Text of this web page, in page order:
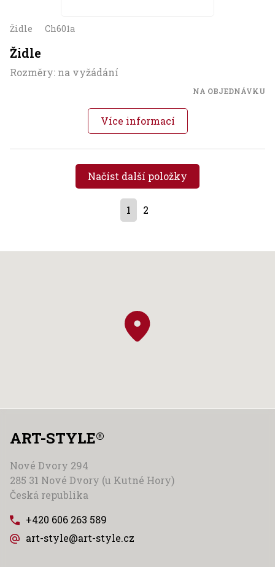
Židle Ch601a
Židle
Rozměry: na vyžádání
NA OBJEDNÁVKU
Více informací
Načíst další položky
1 2
ART-STYLE®
Nové Dvory 294
285 31 Nové Dvory (u Kutné Hory)
Česká republika
+420 606 263 589
art-style@art-style.cz